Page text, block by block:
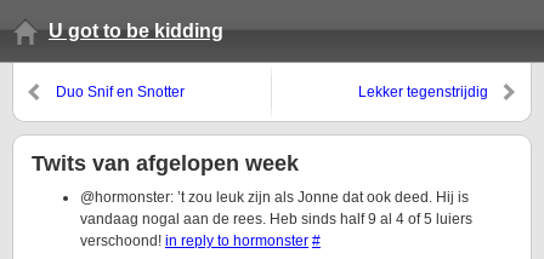
U got to be kidding
Duo Snif en Snotter Lekker tegenstrijdig
Twits van afgelopen week
@hormonster: ’t zou leuk zijn als Jonne dat ook deed. Hij is
vandaag nogal aan de rees. Heb sinds half 9 al 4 of 5 luiers
verschoond! in reply to hormonster #